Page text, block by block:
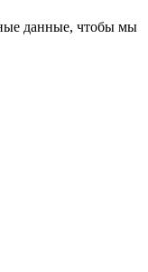
данные, чтобы мы